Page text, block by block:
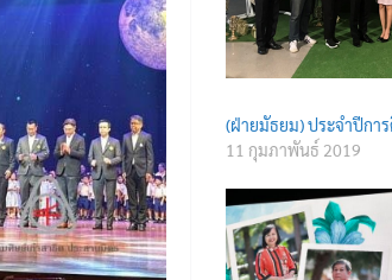
(ฝ่ายมัธยม) ประจำปีกา
11 กุมภาพันธ์ 2019